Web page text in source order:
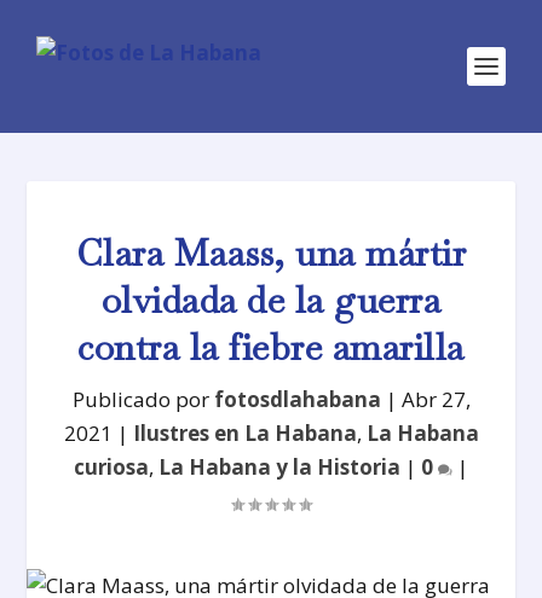
Clara Maass, una mártir
olvidada de la guerra
contra la fiebre amarilla
Publicado por fotosdlahabana | Abr 27,
2021 | Ilustres en La Habana, La Habana
curiosa, La Habana y la Historia | 0 |